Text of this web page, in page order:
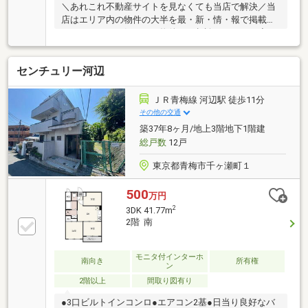
＼あれこれ不動産サイトを見なくても当店で解決／当
店はエリア内の物件の大半を最・新・情・報で掲載！
ほかのページで気になる物件もご相談ください。◆ス
ーパーまで徒歩約4分◆コンビニまで徒歩約4分◆ドラ
ッグストアまで徒歩約4分◆公園まで徒歩約4分◆閑静
な住宅街
センチュリー河辺
ＪＲ青梅線 河辺駅 徒歩11分
その他の交通
築37年8ヶ月/地上3階地下1階建
総戸数12戸
東京都青梅市千ヶ瀬町１
500万円
3DK 41.77m2
2階 南
南向き
モニタ付インターホ
ン
所有権
2階以上 間取り図有り
●3口ビルトインコンロ●エアコン2基●日当り良好なバ